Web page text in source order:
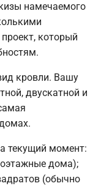
намечаемого
который
кровли. Вашу
двускатной и
текущий момент:
дома);
(обычно